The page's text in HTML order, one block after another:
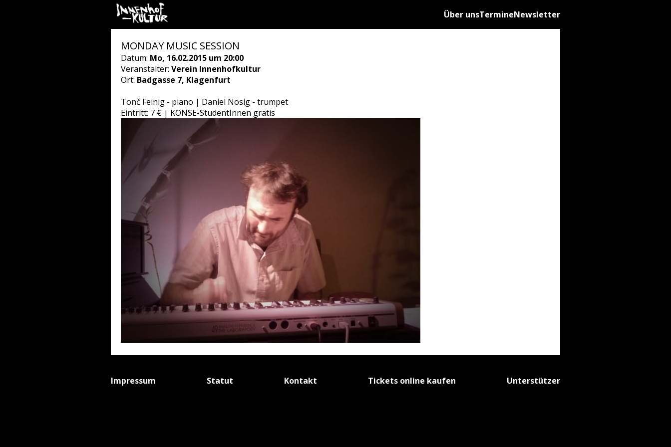
Über unsTermineNewsletter
MONDAY MUSIC SESSION
Datum: Mo, 16.02.2015 um 20:00
Veranstalter: Verein Innenhofkultur
Ort: Badgasse 7, Klagenfurt
Tonč Feinig - piano | Daniel Nösig - trumpet
Eintritt: 7 € | KONSE-StudentInnen gratis
Impressum Statut Kontakt Tickets online kaufen Unterstützer